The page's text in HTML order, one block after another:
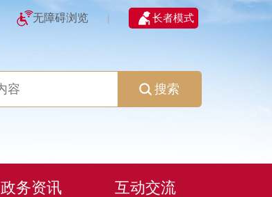
无障碍浏览 | 长者模式
搜索
政务资讯 互动交流